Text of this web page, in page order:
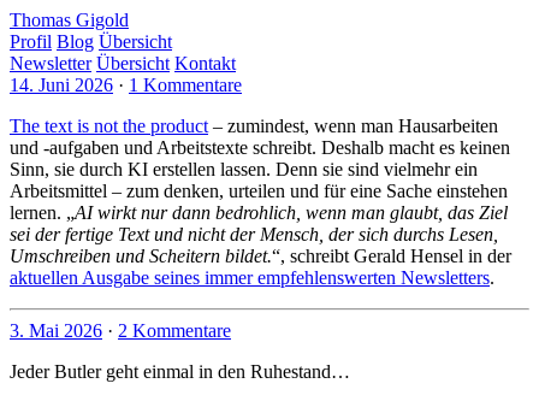
Thomas Gigold
Profil Blog Übersicht
Newsletter Übersicht Kontakt
14. Juni 2026 · 1 Kommentare
The text is not the product – zumindest, wenn man Hausarbeiten
und -aufgaben und Arbeitstexte schreibt. Deshalb macht es keinen
Sinn, sie durch KI erstellen lassen. Denn sie sind vielmehr ein
Arbeitsmittel – zum denken, urteilen und für eine Sache einstehen
lernen. „AI wirkt nur dann bedrohlich, wenn man glaubt, das Ziel
sei der fertige Text und nicht der Mensch, der sich durchs Lesen,
Umschreiben und Scheitern bildet.“, schreibt Gerald Hensel in der
aktuellen Ausgabe seines immer empfehlenswerten Newsletters.
3. Mai 2026 · 2 Kommentare
Jeder Butler geht einmal in den Ruhestand…